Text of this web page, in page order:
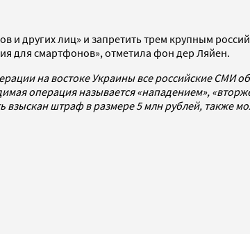
других лиц» и запретить трем крупным
для смартфонов», отметила фон дер Ляйен.
на востоке Украины все российские СМИ
операция называется «нападением»,
штраф в размере 5 млн рублей, также